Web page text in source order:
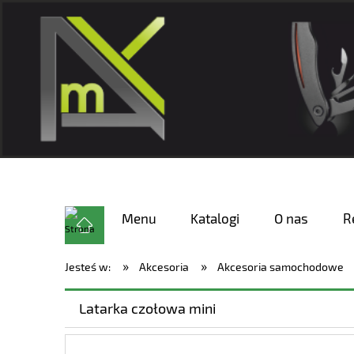
Menu Katalogi O nas
Jesteś w: » Akcesoria » Akcesoria samochodowe
Latarka czołowa mini